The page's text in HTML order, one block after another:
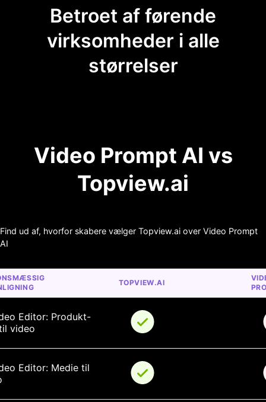
Betroet af førende
virksomheder i alle
størrelser
Video Prompt AI vs
Topview.ai
Find ud af, hvorfor skabere vælger Topview.ai over Video Prompt
AI
TOPVIEW.AI
Editor: Produkt-
video
Editor: Medie til